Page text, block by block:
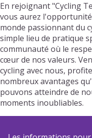
En rejoignant "Cycling
vous aurez
monde passionnant du
simple lieu de pratique
communauté où le
cœur de nos valeurs.
cycling avec nous,
nombreux avantages
pouvons atteindre de
moments inoubliables.